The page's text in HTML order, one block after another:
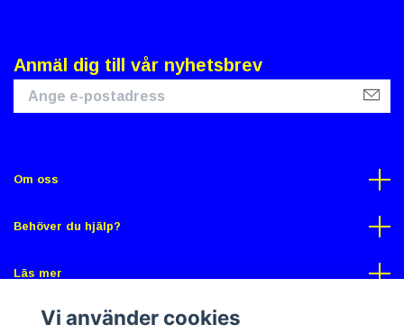
Anmäl dig till vår nyhetsbrev
Om oss
Behöver du hjälp?
Läs mer
Sociala medier
Vi använder cookies